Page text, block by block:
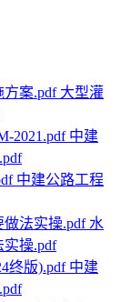
大型灌
中建
中建公路工程
水
操.pdf
中建